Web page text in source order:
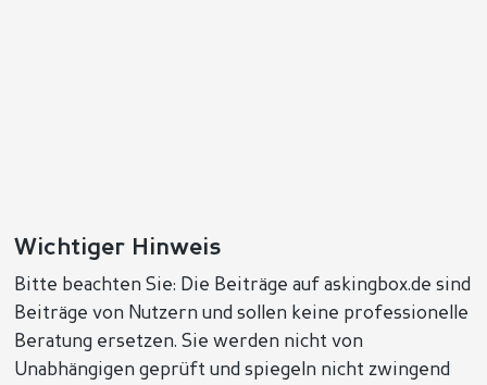
Wichtiger Hinweis
Bitte beachten Sie: Die Beiträge auf askingbox.de sind
Beiträge von Nutzern und sollen keine professionelle
Beratung ersetzen. Sie werden nicht von
Unabhängigen geprüft und spiegeln nicht zwingend